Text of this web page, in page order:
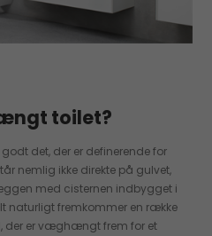
toilet?
det, der er definerende for
nemlig ikke direkte på gulvet,
med cisternen indbygget i
naturligt fremkommer en række
der er væghængt frem for et